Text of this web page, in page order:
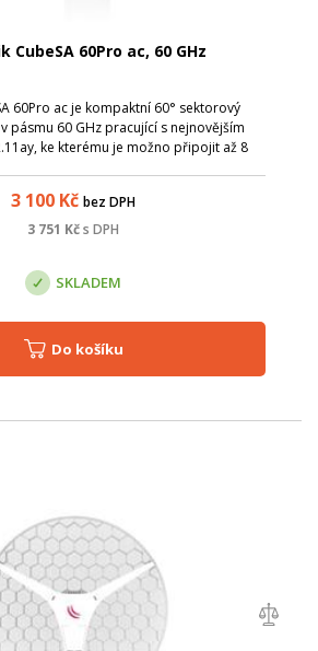
CubeSA 60Pro ac, 60 GHz
60Pro ac je kompaktní 60° sektorový
pásmu 60 GHz pracující s nejnovějším
ke kterému je možno připojit až 8
3 100 Kč bez DPH
3 751 Kčs DPH
SKLADEM
Do košíku